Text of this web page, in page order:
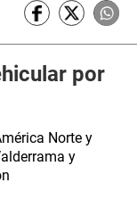
por
Norte y
y